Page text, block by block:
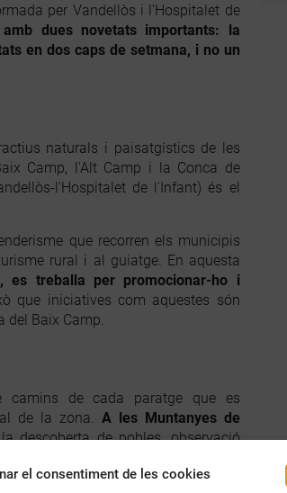
el consentiment de les cookies
per Vandellòs i l'Hospitalet de
dues novetats importants: la
en dos caps de setmana, i no un
naturals i paisatgístics de les
Camp, l'Alt Camp i la Conca de
l'Hospitalet de l'Infant) és el
que recorren els municipis
rural i al guiatge. En aquesta
es treballa per promocionar-ho i
que iniciatives com aquestes són
del Baix Camp.
camins de cada paratge que es
de la zona. A les Muntanyes de
descoberta de pobles, observació
empedrats, passejades a la